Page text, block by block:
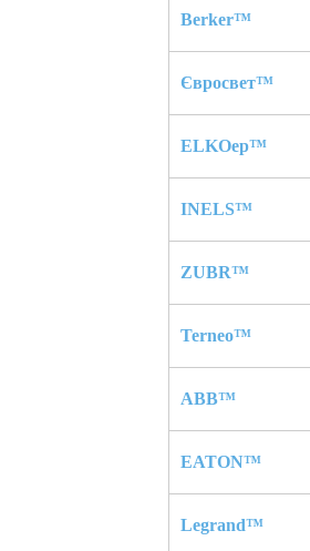
Berker™
Євросвет™
ELKOep™
INELS™
ZUBR™
Terneo™
ABB™
EATON™
Legrand™